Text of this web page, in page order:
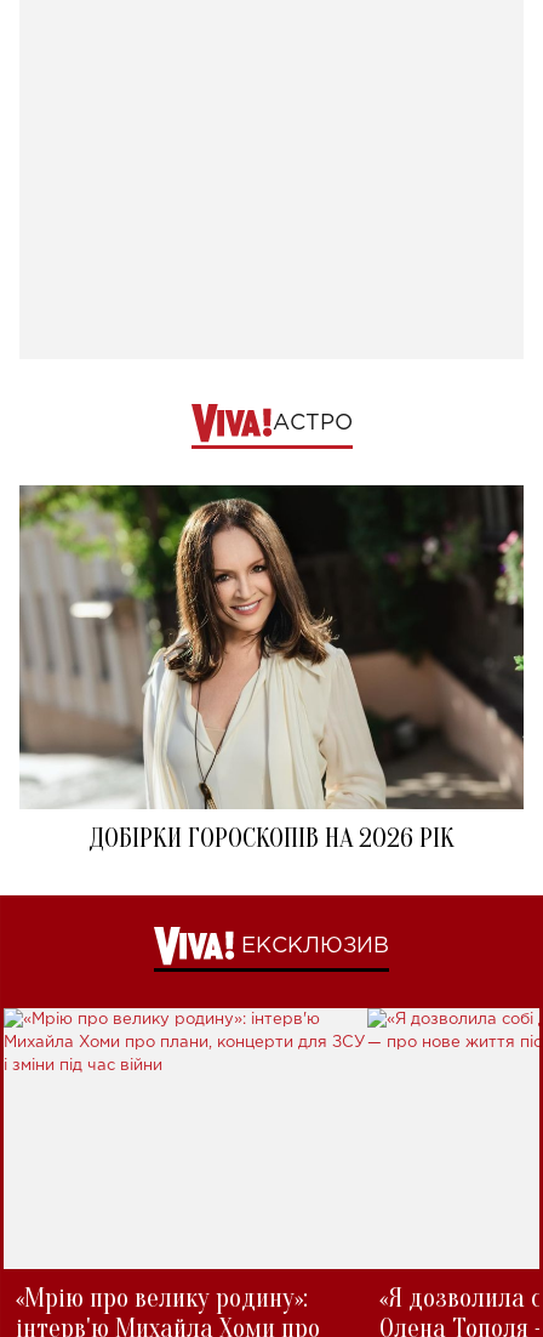
АСТРО
ДОБІРКИ ГОРОСКОПІВ НА 2026 РІК
ЕКСКЛЮЗИВ
«Мрію про велику родину»:
інтерв'ю Михайла Хоми про
«Я дозволила
Олена Тополя